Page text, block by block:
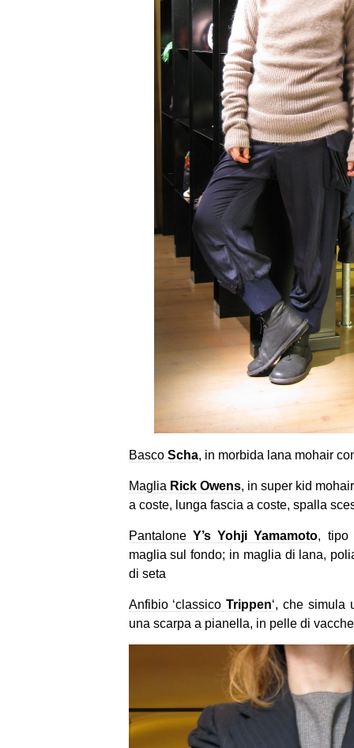
Basco Scha, in morbida lana mohair
Maglia Rick Owens, in super kid
a coste, lunga fascia a coste, spalla
Pantalone Y’s Yohji Yamamoto, tipo
maglia sul fondo; in maglia di lana,
di seta
Anfibio ‘classicoTrippen‘, che simula
una scarpa a pianella, in pelle di